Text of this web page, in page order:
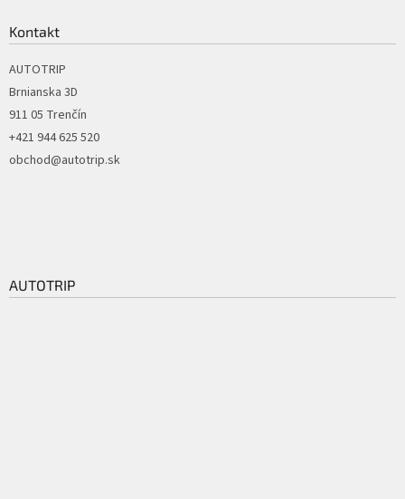
Kontakt
AUTOTRIP
Brnianska 3D
911 05 Trenčín
+421 944 625 520
obchod@autotrip.sk
AUTOTRIP